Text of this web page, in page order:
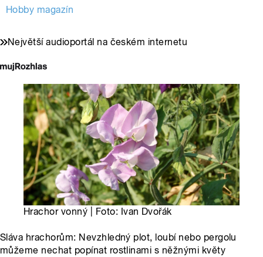
Hobby magazín
Největší audioportál na českém internetu
Hrachor vonný | Foto: Ivan Dvořák
Sláva hrachorům: Nevzhledný plot, loubí nebo pergolu
můžeme nechat popínat rostlinami s něžnými květy